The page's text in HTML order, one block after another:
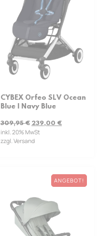
CYBEX Orfeo SLV Ocean
Blue | Navy Blue
309,95€ 239,00 €
inkl. 20% MwSt
zzgl. Versand
ANGEBOT!